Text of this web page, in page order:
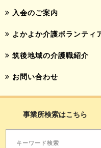
入会のご案内
よかよか介護ボランティ
筑後地域の介護職紹介
お問い合わせ
事業所検索はこちら